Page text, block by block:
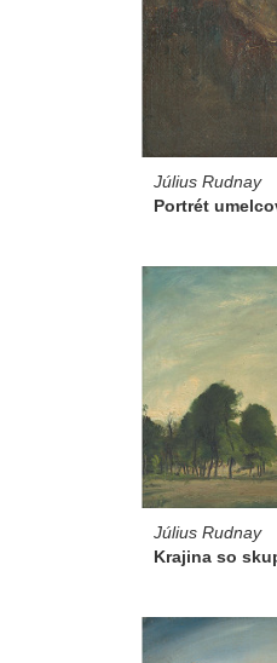
Július Rudnay
Portrét
Július Rudnay
Krajina so